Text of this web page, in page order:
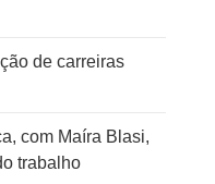
de carreiras
com Maíra Blasi,
trabalho